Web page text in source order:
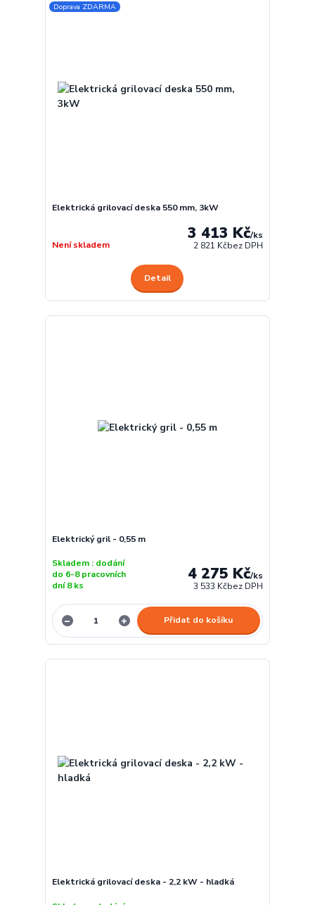
Doprava ZDARMA
Elektrická grilovací deska 550 mm, 3kW
3 413 Kč/ks
2 821 Kčbez DPH
Není skladem
Detail
Elektrický gril - 0,55 m
4 275 Kč/ks
3 533 Kčbez DPH
Skladem : dodání
do 6-8 pracovních
dní 8 ks
Přidat do košíku
Elektrická grilovací deska - 2,2 kW - hladká